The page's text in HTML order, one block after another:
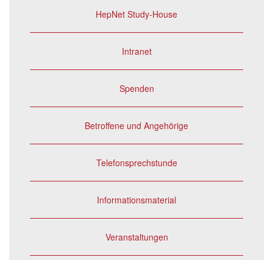
HepNet Study-House
Intranet
Spenden
Betroffene und Angehörige
Telefonsprechstunde
Informationsmaterial
Veranstaltungen